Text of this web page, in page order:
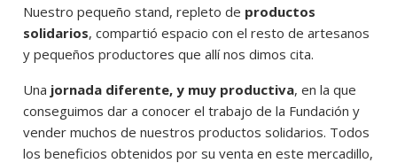
Nuestro pequeño stand, repleto de productos
solidarios, compartió espacio con el resto de artesanos
y pequeños productores que allí nos dimos cita.
Una jornada diferente, y muy productiva, en la que
conseguimos dar a conocer el trabajo de la Fundación y
vender muchos de nuestros productos solidarios. Todos
los beneficios obtenidos por su venta en este mercadillo,